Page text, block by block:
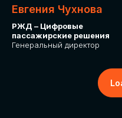
Евгения Чухнова
РЖД – Цифровые
пассажирские решения
Генеральный директор